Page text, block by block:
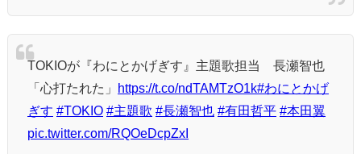
TOKIOが『わにとかげぎす』主題歌担当 長瀬智也
「心打たれた」
https://t.co/ndTAMTzO1k#わにとかげ
ぎす #TOKIO #主題歌 #長瀬智也 #有田哲平 #本田翼
pic.twitter.com/RQOeDcpZxI